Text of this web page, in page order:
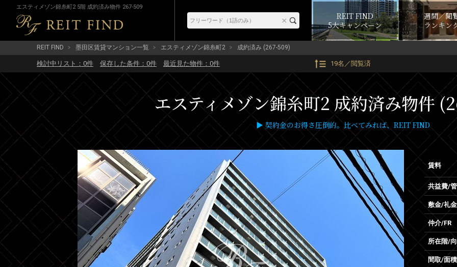
エスティメゾン錦糸町2 5階 成約済み物件 267-509
REIT FIND
5大キャンペーン
週間／閲
ランキン
REIT FIND 墨田区賃貸マンション一覧 エスティメゾン錦糸町2 成約済み (267-509)
検討中リスト： 0件 保存した条件： 0件 最近見た物件： 0件 19名／閲覧済
エスティメゾン錦糸町2 成約済み物件
▶ 契約金のお得さ圧倒的。比べてみれば、REIT FIND
賃料
共益費/
敷金/礼金
仲介/FR
所在階/
間取/面積